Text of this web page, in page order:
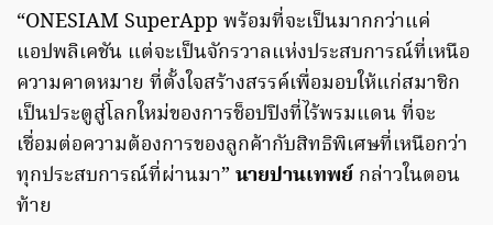
“ONESIAM SuperApp พร้อมที่จะเป็นมากกว่าแค่
แอปพลิเคชัน แต่จะเป็นจักรวาลแห่งประสบการณ์ที่เหนือ
ความคาดหมาย ที่ตั้งใจสร้างสรรค์เพื่อมอบให้แก่สมาชิก
เป็นประตูสู่โลกใหม่ของการช็อปปิงที่ไร้พรมแดน ที่จะ
เชื่อมต่อความต้องการของลูกค้ากับสิทธิพิเศษที่เหนือกว่า
ทุกประสบการณ์ที่ผ่านมา” นายปานเทพย์ กล่าวในตอน
ท้าย